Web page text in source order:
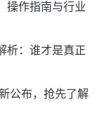
操作指南与行业
析：谁才是真正
公布，抢先了解